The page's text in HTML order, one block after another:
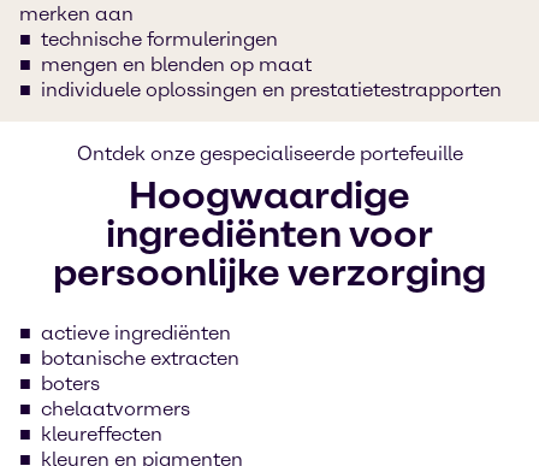
merken aan
technische formuleringen
mengen en blenden op maat
individuele oplossingen en prestatietestrapporten
Ontdek onze gespecialiseerde portefeuille
Hoogwaardige
ingrediënten voor
persoonlijke verzorging
actieve ingrediënten
botanische extracten
boters
chelaatvormers
kleureffecten
kleuren en pigmenten